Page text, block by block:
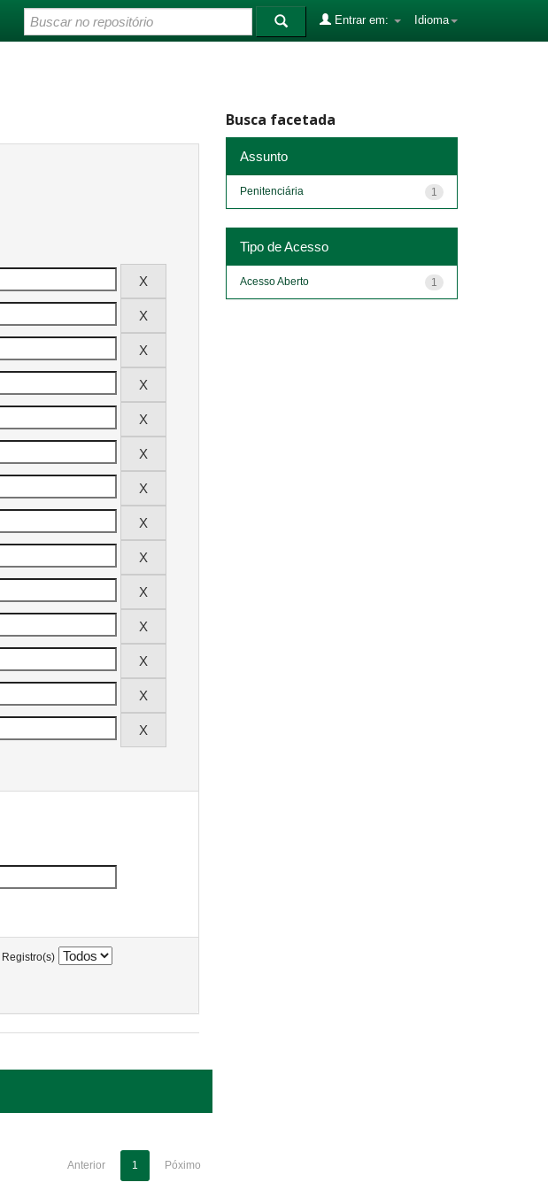
Idioma
Entrar em:
Registro(s)
Anterior 1 Póximo
Busca facetada
Assunto
1
Penitenciária
Tipo de Acesso
1
Acesso Aberto